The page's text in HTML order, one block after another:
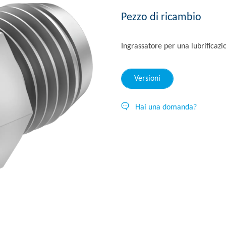
Pezzo di ricambio
Ingrassatore per una
Versioni
Hai una domanda?